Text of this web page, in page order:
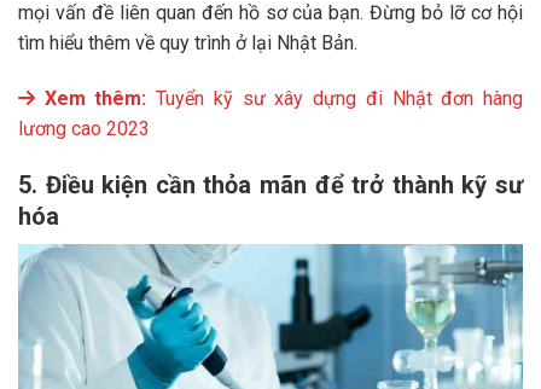
mọi vấn đề liên quan đến hồ sơ của bạn. Đừng bỏ lỡ cơ hội
tìm hiểu thêm về quy trình ở lại Nhật Bản.
Xem thêm:Tuyển kỹ sư xây dựng đi Nhật đơn hàng
lương cao 2023
5. Điều kiện cần thỏa mãn để trở thành kỹ sư
hóa